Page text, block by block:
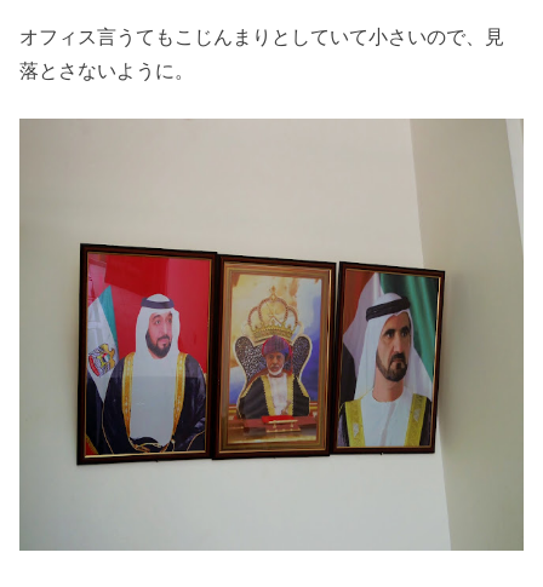
オフィス言うてもこじんまりとしていて小さいので、見
落とさないように。